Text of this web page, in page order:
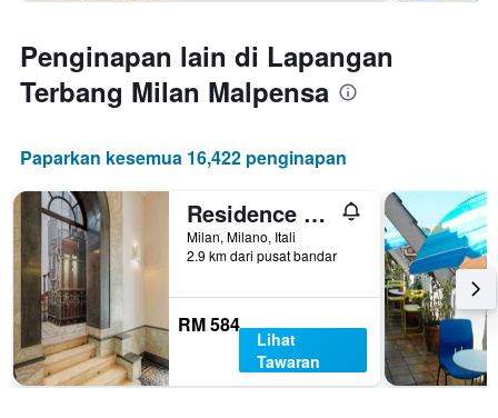
Penginapan lain di Lapangan
Terbang Milan Malpensa
Paparkan kesemua 16,422 penginapan
Residence De La Gare
Milan, Milano, Itali
2.9 km dari pusat bandar
RM 584
Lihat
Tawaran